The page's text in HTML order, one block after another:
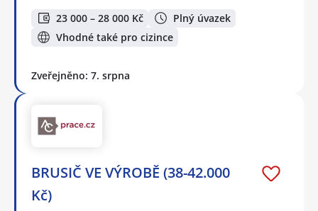
23 000 – 28 000 Kč
Plný úvazek
Vhodné také pro cizince
Zveřejněno: 7. srpna
BRUSIČ VE VÝROBĚ (38-42.000
Kč)